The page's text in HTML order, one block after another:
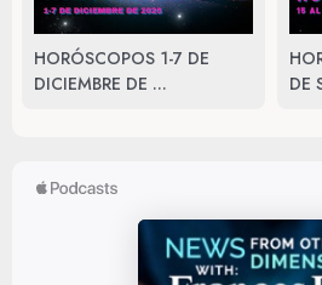
HORÓSCOPOS 1-7 DE
DICIEMBRE DE ...
DE